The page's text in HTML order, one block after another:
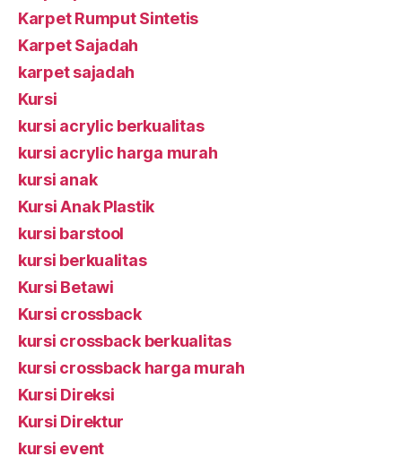
Karpet Rumput Sintetis
Karpet Sajadah
karpet sajadah
Kursi
kursi acrylic berkualitas
kursi acrylic harga murah
kursi anak
Kursi Anak Plastik
kursi barstool
kursi berkualitas
Kursi Betawi
Kursi crossback
kursi crossback berkualitas
kursi crossback harga murah
Kursi Direksi
Kursi Direktur
kursi event